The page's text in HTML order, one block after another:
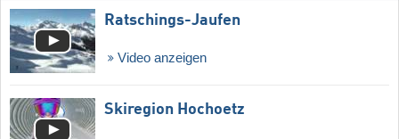
Ratschings-Jaufen
Video anzeigen
Skiregion Hochoetz